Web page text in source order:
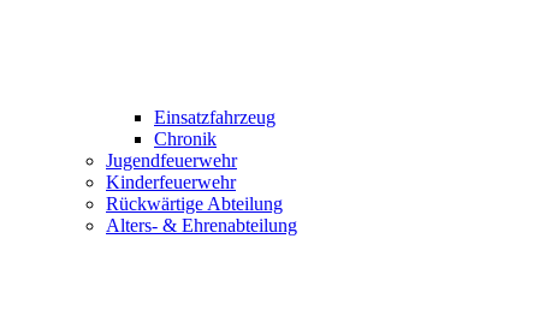
Einsatzfahrzeug
Chronik
Jugendfeuerwehr
Kinderfeuerwehr
Rückwärtige Abteilung
Alters- & Ehrenabteilung